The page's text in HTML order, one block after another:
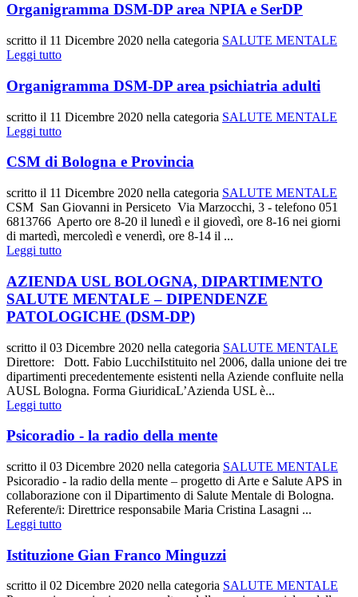
Organigramma DSM-DP area NPIA e SerDP
scritto il 11 Dicembre 2020 nella categoria SALUTE MENTALE
Leggi tutto
Organigramma DSM-DP area psichiatria adulti
scritto il 11 Dicembre 2020 nella categoria SALUTE MENTALE
Leggi tutto
CSM di Bologna e Provincia
scritto il 11 Dicembre 2020 nella categoria SALUTE MENTALE
CSM San Giovanni in Persiceto Via Marzocchi, 3 - telefono 051
6813766 Aperto ore 8-20 il lunedì e il giovedì, ore 8-16 nei giorni
di martedì, mercoledì e venerdì, ore 8-14 il ...
Leggi tutto
AZIENDA USL BOLOGNA, DIPARTIMENTO
SALUTE MENTALE – DIPENDENZE
PATOLOGICHE (DSM-DP)
scritto il 03 Dicembre 2020 nella categoria SALUTE MENTALE
Direttore: Dott. Fabio LucchiIstituito nel 2006, dalla unione dei tre
dipartimenti precedentemente esistenti nella Aziende confluite nella
AUSL Bologna. Forma GiuridicaL’Azienda USL è...
Leggi tutto
Psicoradio - la radio della mente
scritto il 03 Dicembre 2020 nella categoria SALUTE MENTALE
Psicoradio - la radio della mente – progetto di Arte e Salute APS in
collaborazione con il Dipartimento di Salute Mentale di Bologna.
Referente/i: Direttrice responsabile Maria Cristina Lasagni ...
Leggi tutto
Istituzione Gian Franco Minguzzi
scritto il 02 Dicembre 2020 nella categoria SALUTE MENTALE